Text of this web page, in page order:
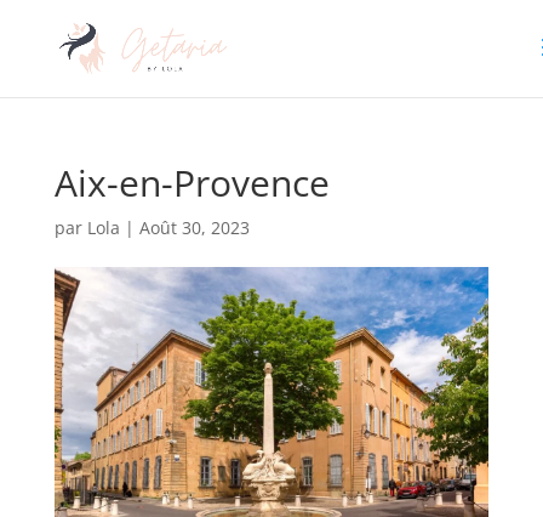
Aix-en-Provence
par Lola | Août 30, 2023